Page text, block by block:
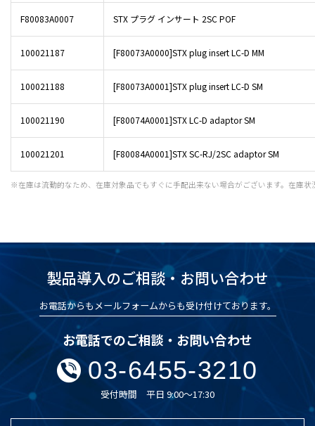
F80083A0007 STX プラグ インサート 2SC POF
100021187 [F80073A0000]STX plug insert LC-D MM
100021188 [F80073A0001]STX plug insert LC-D SM
100021190 [F80074A0001]STX LC-D adaptor SM
100021201 [F80084A0001]STX SC-RJ/2SC adaptor SM
※在庫は流動的なため、在庫対象品でもすぐに手配出来ない場合がございます。在庫
製品導入のご相談・お問い合わせ
お電話からもメールフォームからも受け付けております。
お電話でのご相談・お問い合わせ
03-6455-3210
受付時間 平日 9:00～17:30